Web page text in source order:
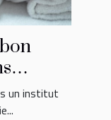
un institut